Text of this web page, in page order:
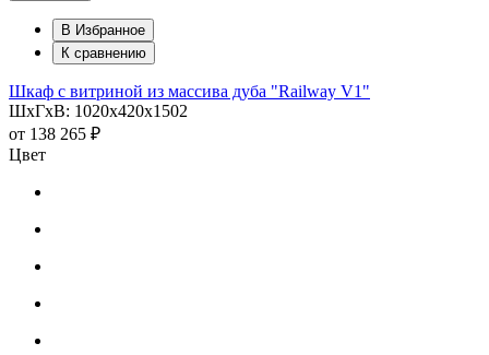
В Избранное
К сравнению
Шкаф с витриной из массива дуба "Railway V1"
ШхГхВ: 1020х420х1502
от 138 265 ₽
Цвет